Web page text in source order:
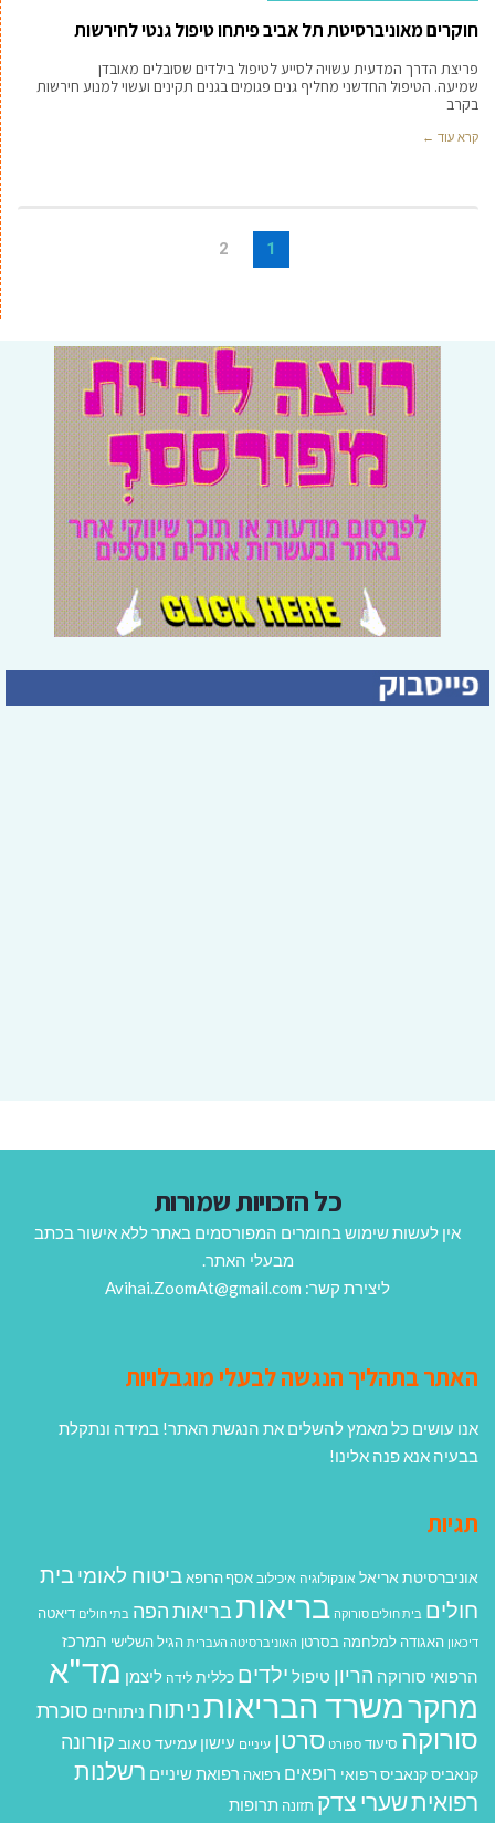
חוקרים מאוניברסיטת תל אביב פיתחו טיפול גנטי לחירשות
פריצת הדרך המדעית עשויה לסייע לטיפול בילדים שסובלים מאובדן
שמיעה. הטיפול החדשני מחליף גנים פגומים בגנים תקינים ועשוי למנוע חירשות
בקרב
קרא עוד ←
1
2
כל הזכויות שמורות
אין לעשות שימוש בחומרים המפורסמים באתר ללא אישור בכתב
מבעלי האתר.
ליצירת קשר: Avihai.ZoomAt@gmail.com
האתר בתהליך הנגשה לבעלי מוגבלויות
אנו עושים כל מאמץ להשלים את הנגשת האתר! במידה ונתקלת
בבעיה אנא פנה אלינו!
תגיות
אוניברסיטת אריאל אונקולוגיה איכילוב אסף הרופא ביטוח לאומיבית
חולים בית חולים סורוקה בריאותבריאות הפה בתי חולים דיאטה
דיכאון האגודה למלחמה בסרטן האוניברסיטה העברית הגיל השלישי המרכז
הרפואי סורוקה הריון טיפול ילדים כללית לידה ליצמן מד"א
מחקרמשרד הבריאותניתוח ניתוחים סוכרת
סורוקה סיעוד ספורט סרטן עיניים עישון עמיעד טאוב קורונה
קנאביסקנאביס רפואי רופאים רפואה רפואת שיניים רשלנות
רפואיתשערי צדק תזונה תרופות